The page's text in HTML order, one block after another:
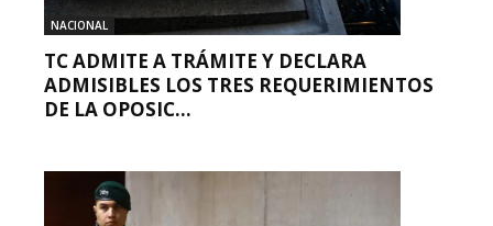
NACIONAL
TC ADMITE A TRÁMITE Y DECLARA
ADMISIBLES LOS TRES REQUERIMIENTOS
DE LA OPOSIC...